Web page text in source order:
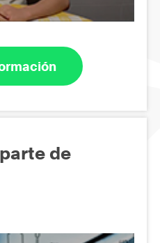
de